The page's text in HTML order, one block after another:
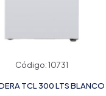
Código: 10731
TCL 300 LTS BLANCO